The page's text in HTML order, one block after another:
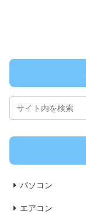
パソコン
エアコン